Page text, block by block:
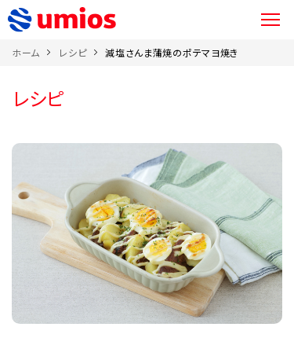
ホーム レシピ 減塩さんま蒲焼のポテマヨ焼き
レシピ